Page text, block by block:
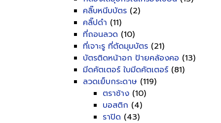
คลิ๊บหนีบบัตร (2)
คลิ๊ปดำ (11)
ที่ถอนลวด (10)
ที่เจาะรู ที่ตัดมุมบัตร (21)
บัตรติดหน้าอก ป้ายคล้องคอ (13)
มีดคัตเตอร์ ใบมีดคัตเตอร์ (81)
ลวดเย็บกระดาษ (119)
ตราช้าง (10)
บอสติก (4)
ราปิด (43)